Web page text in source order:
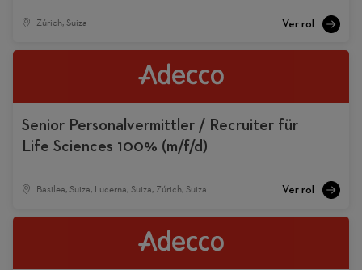
Zúrich, Suiza
Senior Personalvermittler / Recruiter für
Life Sciences 100% (m/f/d)
Basilea, Suiza, Lucerna, Suiza, Zúrich, Suiza